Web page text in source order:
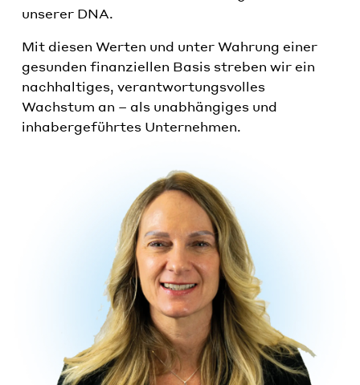
unserer DNA.
Mit diesen Werten und unter Wahrung einer
gesunden finanziellen Basis streben wir ein
nachhaltiges, verantwortungsvolles
Wachstum an – als unabhängiges und
inhabergeführtes Unternehmen.